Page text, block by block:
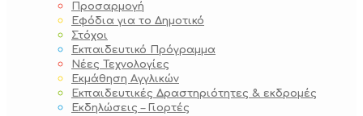
Προσαρμογή
Εφόδια για το Δημοτικό
Στόχοι
Εκπαιδευτικό Πρόγραμμα
Νέες Τεχνολογίες
Εκμάθηση Αγγλικών
Εκπαιδευτικές Δραστηριότητες & εκδρομές
Εκδηλώσεις – Γιορτές